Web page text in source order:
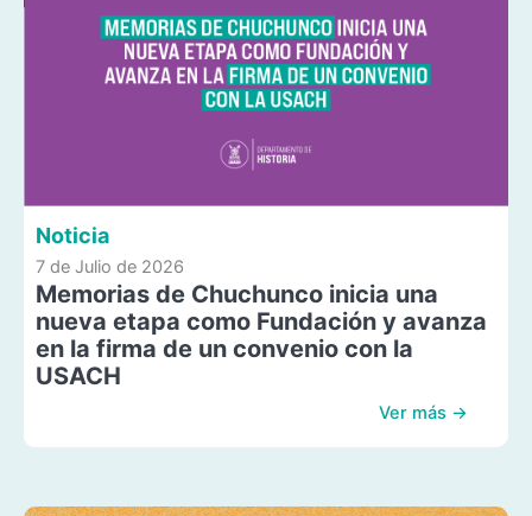
Noticia
7 de Julio de 2026
Memorias de Chuchunco inicia una
nueva etapa como Fundación y avanza
en la firma de un convenio con la
USACH
Ver más →